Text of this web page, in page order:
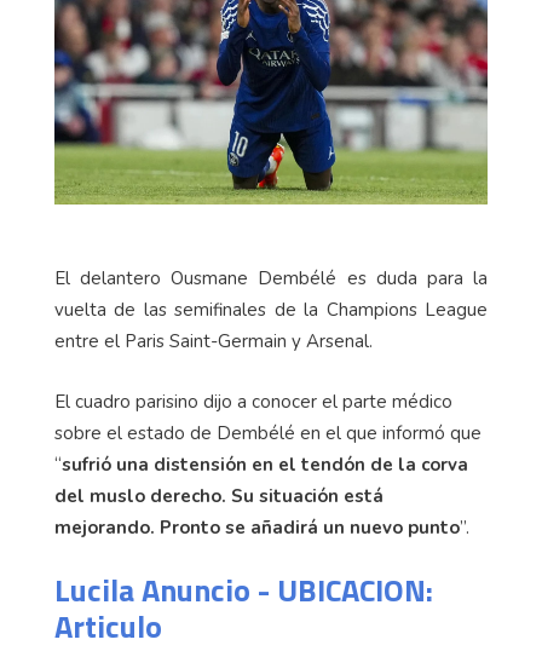
El delantero Ousmane Dembélé es duda para la
vuelta de las semifinales de la Champions League
entre el Paris Saint-Germain y Arsenal.
El cuadro parisino dijo a conocer el parte médico
sobre el estado de Dembélé en el que informó que
“sufrió una distensión en el tendón de la corva
del muslo derecho. Su situación está
mejorando. Pronto se añadirá un nuevo punto”.
Lucila Anuncio - UBICACION:
Articulo